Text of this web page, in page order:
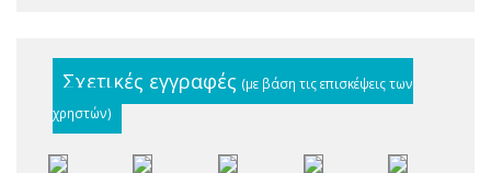
Σχετικές εγγραφές (με βάση τις επισκέψεις των
χρηστών)